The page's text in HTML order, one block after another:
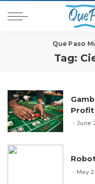
Que Paso
Tag:
Profit
June
May